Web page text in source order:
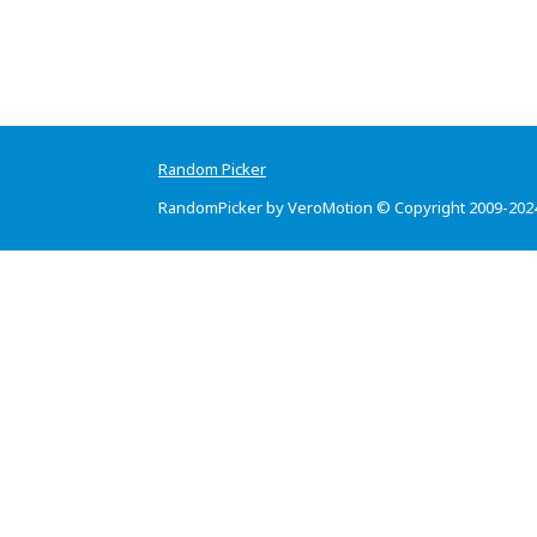
Random Picker
RandomPicker by VeroMotion © Copyright 2009-